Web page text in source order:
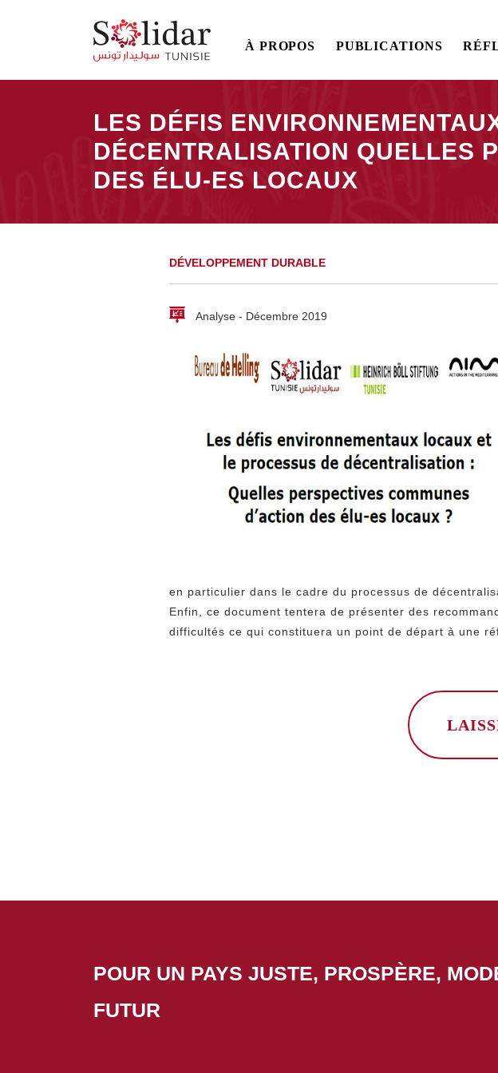
Main
À PROPOS PUBLICATIONS
LES DÉFIS
DÉCENTRALISATION QUELLES
DES ÉLU-ES LOCAUX
d'ArianeDÉVELOPPEMENT DURABLE
Analyse - Décembre 2019
en particulier dans le cadre du processus de
Enfin, ce document tentera de présenter des
difficultés ce qui constituera un point de départ à une
POUR UN PAYS JUSTE, PROSPÈRE,
FUTUR